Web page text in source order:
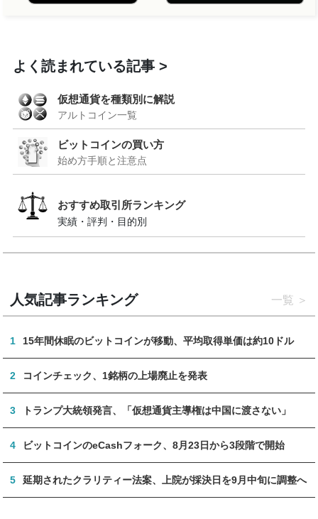
よく読まれている記事
仮想通貨を種類別に解説
アルトコイン一覧
ビットコインの買い方
始め方手順と注意点
おすすめ取引所ランキング
実績・評判・目的別
人気記事ランキング 一覧
1 15年間休眠のビットコインが移動、平均取得単価は約10ドル
2 コインチェック、1銘柄の上場廃止を発表
3 トランプ大統領発言、「仮想通貨主導権は中国に渡さない」
4 ビットコインのeCashフォーク、8月23日から3段階で開始
5 延期されたクラリティー法案、上院が採決日を9月中旬に調整へ